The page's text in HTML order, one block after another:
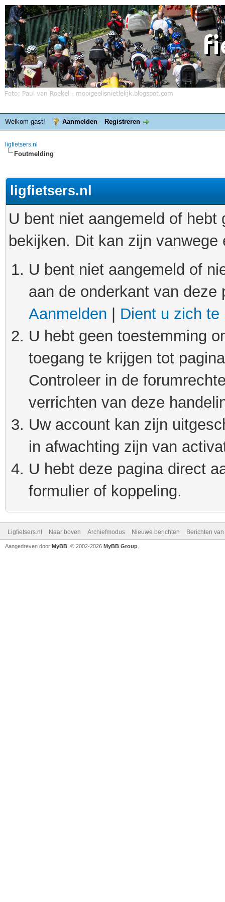
Welkom gast! Aanmelden Registreren
ligfietsers.nl
Foutmelding
ligfietsers.nl
U bent niet aangemeld of
bekijken. Dit kan zijn
U bent niet aangemeld of
aan de onderkant van
Aanmelden
Dient u zich te
U hebt geen toestemming
toegang te krijgen tot
Controleer in de
verrichten van deze
Uw account kan zijn
in afwachting zijn van
U hebt deze pagina direct
formulier of koppeling.
Ligfietsers.nl Naar boven Archiefmodus Nieuwe berichten Berichten
Aangedreven door MyBB , © 2002-2026 MyBB Group